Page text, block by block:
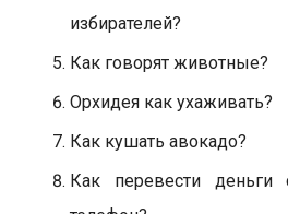
избирателей?
Как говорят животные?
Орхидея как ухаживать?
Как кушать авокадо?
Как перевести деньги